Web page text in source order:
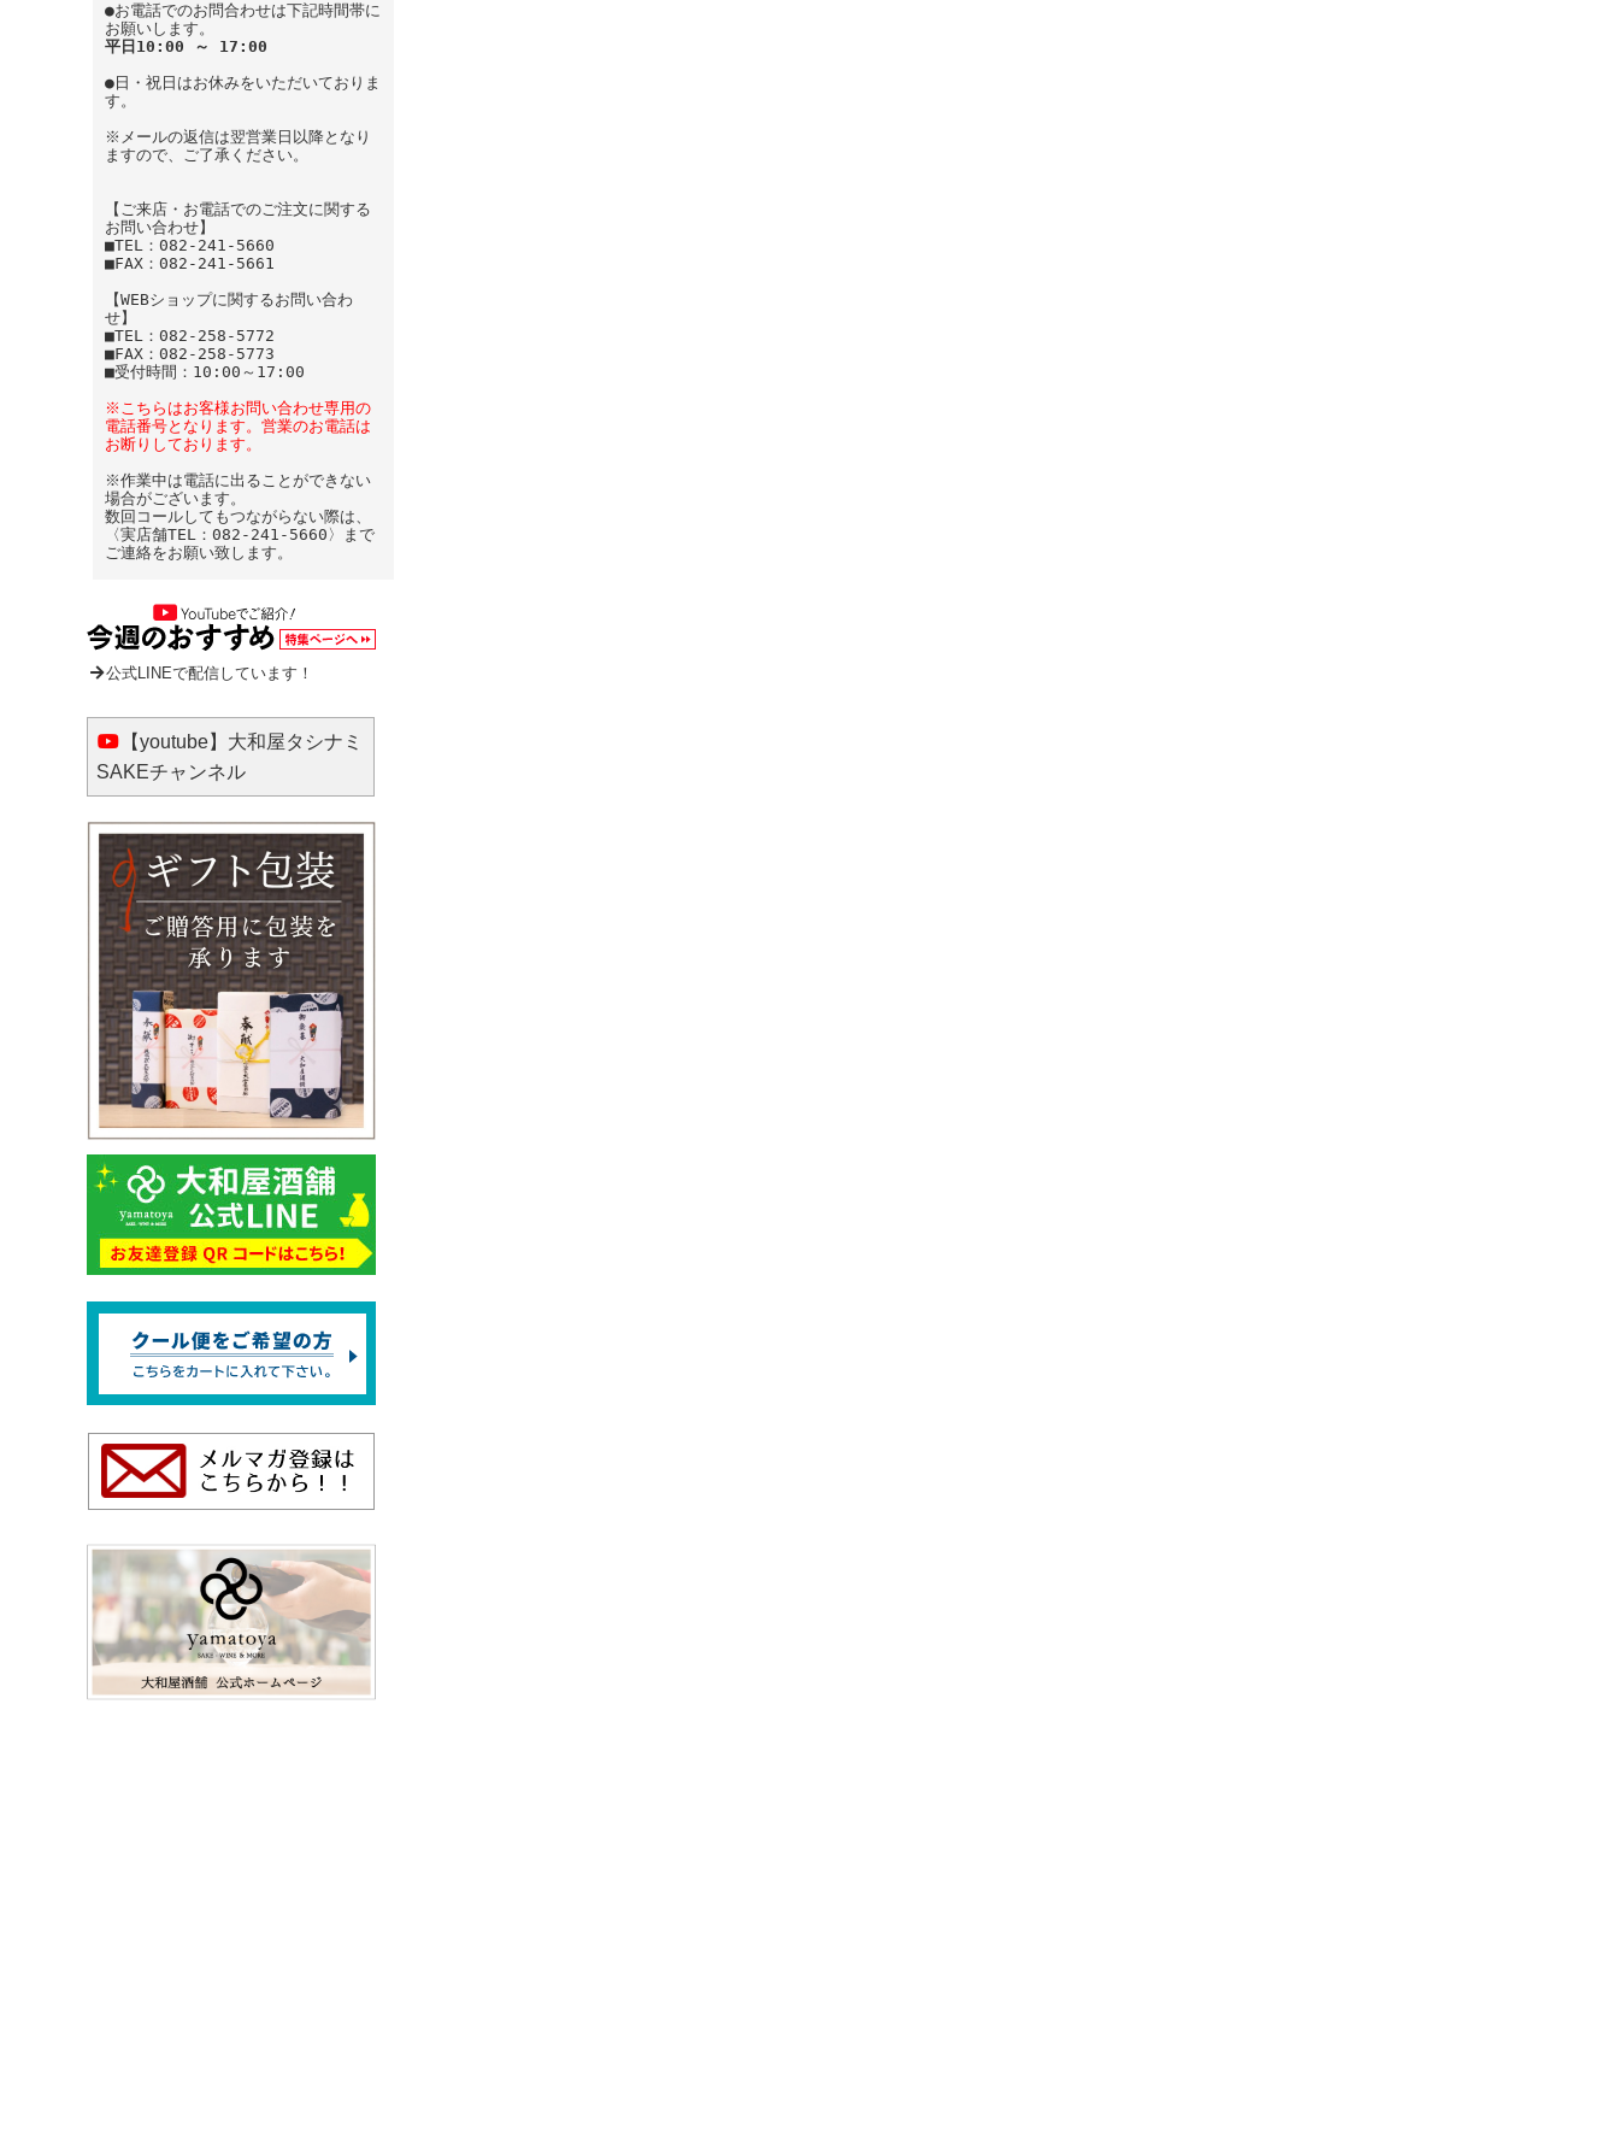
●お電話でのお問合わせは下記時間帯に
お願いします。
平日10:00 ～ 17:00
●日・祝日はお休みをいただいておりま
す。
※メールの返信は翌営業日以降となり
ますので、ご了承ください。
【ご来店・お電話でのご注文に関する
お問い合わせ】
■TEL：082-241-5660
■FAX：082-241-5661
【WEBショップに関するお問い合わ
せ】
■TEL：082-258-5772
■FAX：082-258-5773
■受付時間：10:00～17:00
※こちらはお客様お問い合わせ専用の
電話番号となります。営業のお電話は
お断りしております。
※作業中は電話に出ることができない
場合がございます。
数回コールしてもつながらない際は、
〈実店舗TEL：082-241-5660〉まで
ご連絡をお願い致します。
公式LINEで配信しています！
【youtube】大和屋タシナミ
SAKEチャンネル